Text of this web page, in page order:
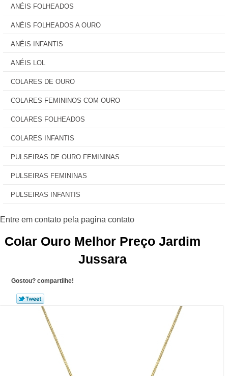
ANÉIS FOLHEADOS
ANÉIS FOLHEADOS A OURO
ANÉIS INFANTIS
ANÉIS LOL
COLARES DE OURO
COLARES FEMININOS COM OURO
COLARES FOLHEADOS
COLARES INFANTIS
PULSEIRAS DE OURO FEMININAS
PULSEIRAS FEMININAS
PULSEIRAS INFANTIS
Colar Ouro Melhor Preço Jardim
Jussara
Gostou? compartilhe!